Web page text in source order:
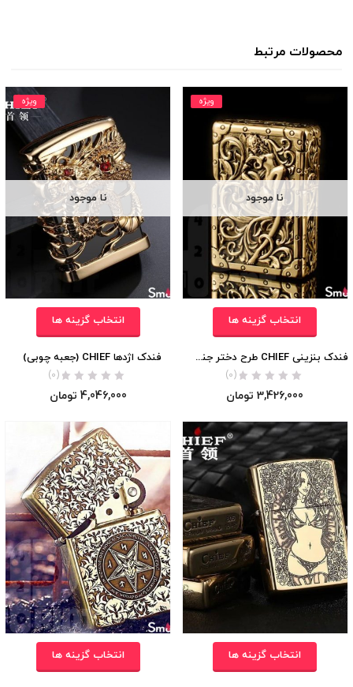
محصولات مرتبط
ویژه
نا موجود
انتخاب گزینه ها
فندک بنزینی CHIEF طرح دختر جنگل (جعبه چوبی)
(0)
3,426,000 تومان
ویژه
نا موجود
انتخاب گزینه ها
فندک اژدها CHIEF (جعبه چوبی)
(0)
4,046,000 تومان
انتخاب گزینه ها انتخاب گزینه ها